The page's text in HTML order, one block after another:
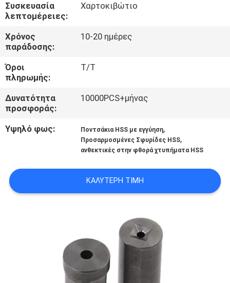
ΜΑΣ
ΕΛΆΤΕ
ΣΕ
ΕΠΑΦΉ
ΕΙΔΉΣΕΙΣ
ΈΝΑ
ΑΠΌΣΠΑΣΜΑ
ΠΟΛΙΤΙΚΉ
ΑΠΟΡΡΉΤΟΥ
Συσκευασία
λεπτομέρειες:
Χαρτοκιβώτιο
Χρόνος
παράδοσης:
10-20 ημέρες
Όροι
πληρωμής:
Τ/Τ
Δυνατότητα
προσφοράς:
10000PCS+μήνας
Υψηλό φως: Ποντσάκια HSS με εγγύηση,
Προσαρμοσμένες Σφυρίδες HSS,
ανθεκτικές στην φθορά χτυπήματα HSS
ΚΑΛΎΤΕΡΗ ΤΙΜΉ